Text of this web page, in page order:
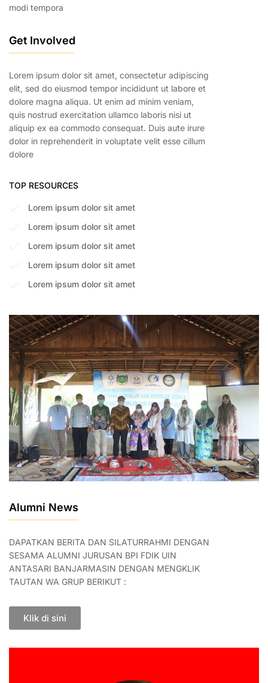
modi tempora
Get Involved
Lorem ipsum dolor sit amet, consectetur adipiscing
elit, sed do eiusmod tempor incididunt ut labore et
dolore magna aliqua. Ut enim ad minim veniam,
quis nostrud exercitation ullamco laboris nisi ut
aliquip ex ea commodo consequat. Duis aute irure
dolor in reprehenderit in voluptate velit esse cillum
dolore
TOP RESOURCES
Lorem ipsum dolor sit amet
Lorem ipsum dolor sit amet
Lorem ipsum dolor sit amet
Lorem ipsum dolor sit amet
Lorem ipsum dolor sit amet
Alumni News
DAPATKAN BERITA DAN SILATURRAHMI DENGAN
SESAMA ALUMNI JURUSAN BPI FDIK UIN
ANTASARI BANJARMASIN DENGAN MENGKLIK
TAUTAN WA GRUP BERIKUT :
Klik di sini